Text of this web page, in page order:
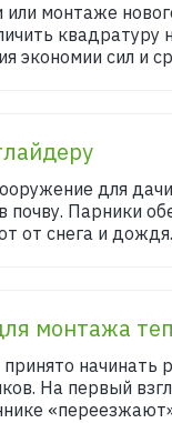
монтаже
квадратуру
экономии сил и
для
почву. Парники
от снега и
монтажа
начинать
На первый